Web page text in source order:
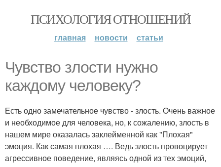
ПСИХОЛОГИЯ ОТНОШЕНИЙ
главная новости статьи
Чувство злости нужно
каждому человеку?
Есть одно замечательное чувство - злость. Очень важное
и необходимое для человека, но, к сожалению, злость в
нашем мире оказалась заклейменной как "Плохая"
эмоция. Как самая плохая …. Ведь злость провоцирует
агрессивное поведение, являясь одной из тех эмоций,